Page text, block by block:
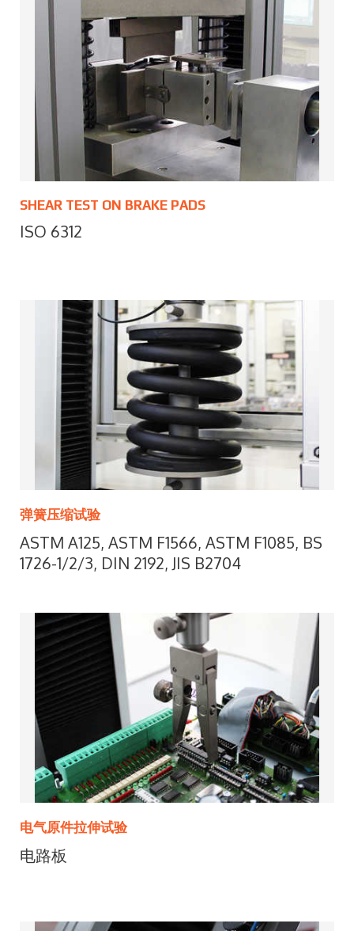
SHEAR TEST ON BRAKE PADS
ISO 6312
弹簧压缩试验
ASTM A125, ASTM F1566, ASTM F1085, BS
1726-1/2/3, DIN 2192, JIS B2704
电气原件拉伸试验
电路板